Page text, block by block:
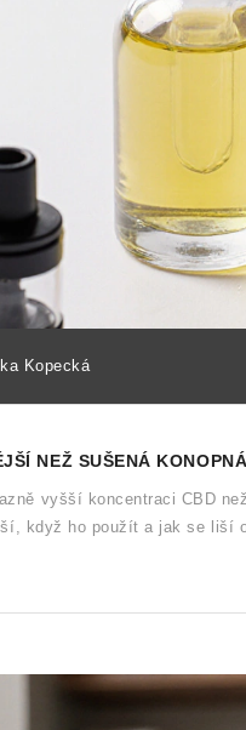
Kopecká
NEŽ SUŠENÁ
vyšší koncentraci CBD
když ho použít a jak se liší